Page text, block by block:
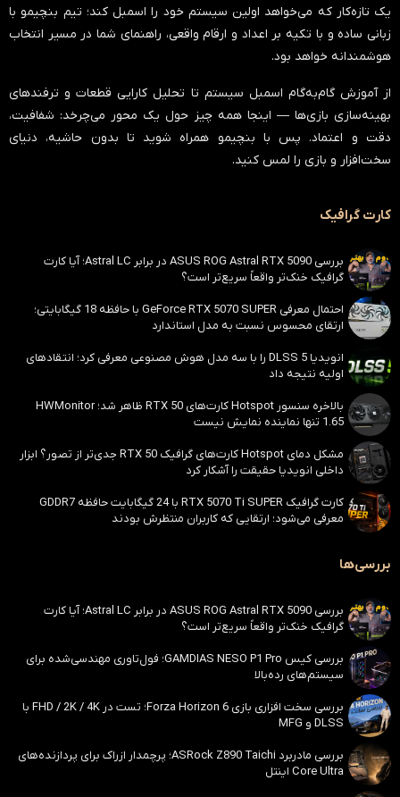
یک تازه‌کار که می‌خواهد اولین سیستم خود را اسمبل کند؛ تیم بنچیمو با
زبانی ساده و با تکیه بر اعداد و ارقام واقعی، راهنمای شما در مسیر انتخاب
هوشمندانه خواهد بود.
از آموزش گام‌به‌گام اسمبل سیستم تا تحلیل کارایی قطعات و ترفندهای
بهینه‌سازی بازی‌ها — اینجا همه چیز حول یک محور می‌چرخد: شفافیت،
دقت و اعتماد. پس با بنچیمو همراه شوید تا بدون حاشیه، دنیای
سخت‌افزار و بازی را لمس کنید.
کارت گرافیک
بررسی ASUS ROG Astral RTX 5090 در برابر Astral LC؛ آیا کارت
گرافیک خنک‌تر واقعاً سریع‌تر است؟
احتمال معرفی GeForce RTX 5070 SUPER با حافظه 18 گیگابایتی؛
ارتقای محسوس نسبت به مدل استاندارد
انویدیا DLSS 5 را با سه مدل هوش مصنوعی معرفی کرد؛ انتقادهای
اولیه نتیجه داد
بالاخره سنسور Hotspot کارت‌های RTX 50 ظاهر شد؛ HWMonitor
1.65 تنها نماینده نمایش نیست
مشکل دمای Hotspot کارت‌های گرافیک RTX 50 جدی‌تر از تصور؟ ابزار
داخلی انویدیا حقیقت را آشکار کرد
کارت گرافیک RTX 5070 Ti SUPER با 24 گیگابایت حافظه GDDR7
معرفی می‌شود؛ ارتقایی که کاربران منتظرش بودند
بررسی‌ها
بررسی ASUS ROG Astral RTX 5090 در برابر Astral LC؛ آیا کارت
گرافیک خنک‌تر واقعاً سریع‌تر است؟
بررسی کیس GAMDIAS NESO P1 Pro؛ فول‌تاوری مهندسی‌شده برای
سیستم‌های رده‌بالا
بررسی سخت افزاری بازی Forza Horizon 6؛ تست در FHD / 2K / 4K با
DLSS و MFG
بررسی مادربرد ASRock Z890 Taichi؛ پرچمدار ازراک برای پردازنده‌های
Core Ultra اینتل